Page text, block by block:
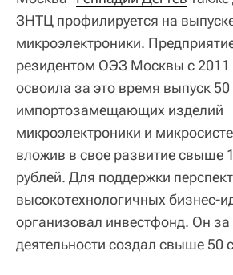
ЗНТЦ профилируется на
микроэлектроники.
резидентом ОЭЗ Москвы с 2011
освоила за это время выпуск
импортозамещающих изделий
микроэлектроники и
вложив в свое развитие свыше
рублей. Для поддержки
высокотехнологичных бизнес-
организовал инвестфонд. Он за
деятельности создал свыше 50